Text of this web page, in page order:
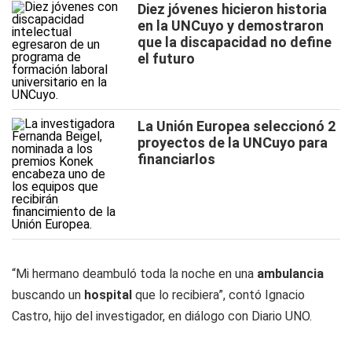
Diez jóvenes hicieron historia
en la UNCuyo y demostraron
que la discapacidad no define
el futuro
La Unión Europea seleccionó 2
proyectos de la UNCuyo para
financiarlos
“Mi hermano deambuló toda la noche en una ambulancia
buscando un hospital que lo recibiera”, contó Ignacio
Castro, hijo del investigador, en diálogo con Diario UNO.